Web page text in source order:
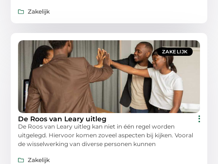
Zakelijk
ZAKELIJK
De Roos van Leary uitleg
De Roos van Leary uitleg kan niet in één regel worden
uitgelegd. Hiervoor komen zoveel aspecten bij kijken. Vooral
de wisselwerking van diverse personen kunnen
Zakelijk